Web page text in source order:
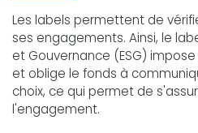
Les labels permettent de
ses engagements. Ainsi, le
et Gouvernance (ESG)
et oblige le fonds à
choix, ce qui permet de
l'engagement.